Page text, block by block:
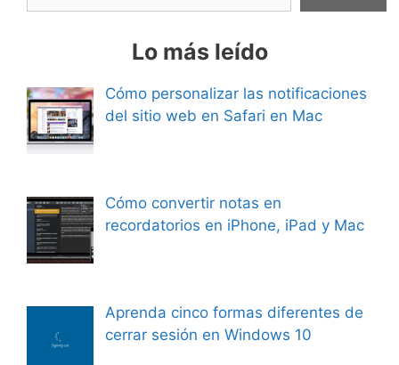
Lo más leído
Cómo personalizar las notificaciones
del sitio web en Safari en Mac
Cómo convertir notas en
recordatorios en iPhone, iPad y Mac
Aprenda cinco formas diferentes de
cerrar sesión en Windows 10